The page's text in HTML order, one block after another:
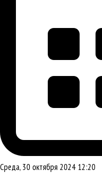
Среда, 30 октября 2024 12:20